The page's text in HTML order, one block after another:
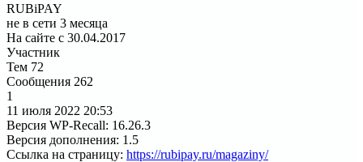
RUBiPAY
не в сети 3 месяца
На сайте с 30.04.2017
Участник
Тем 72
Сообщения 262
1
11 июля 2022 20:53
Версия WP-Recall: 16.26.3
Версия дополнения: 1.5
Ссылка на страницу: https://rubipay.ru/magaziny/